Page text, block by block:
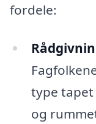
fordele:
type
og